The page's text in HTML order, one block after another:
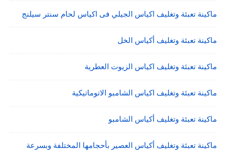
ماكينة تعبئة وتغليف اكياس الجيلي فى اكياس لحام سنتر سيلنج
ماكينة تعبئة وتغليف أكياس الخل
ماكينة تعبئة وتغليف اكياس الزيوت العطرية
ماكينة تعبئة وتغليف اكياس الشامبو الاتوماتيكية
ماكينة تعبئة وتغليف أكياس الشامبو
ماكينة تعبئة وتغليف أكياس العصير بأحجامها المختلفة وبسرعة